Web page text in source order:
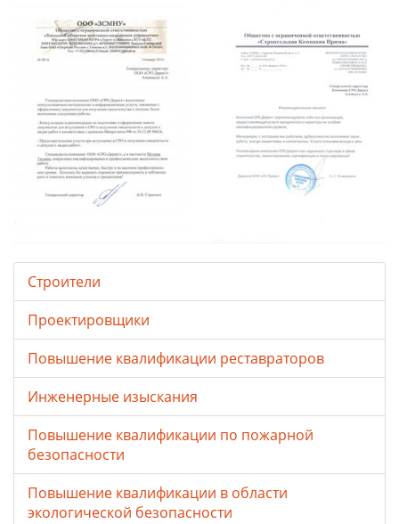
Строители
Проектировщики
Повышение квалификации реставраторов
Инженерные изыскания
Повышение квалификации по пожарной
безопасности
Повышение квалификации в области
экологической безопасности